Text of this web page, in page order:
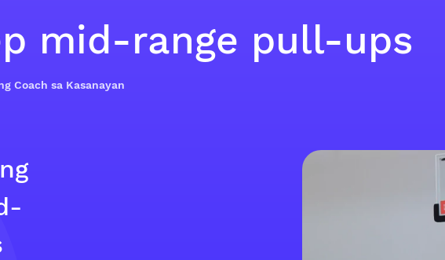
mid-range pull-ups
Coach sa Kasanayan